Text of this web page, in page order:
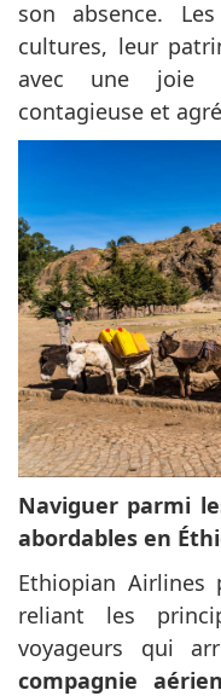
son absence.
cultures, leur
avec une joie
contagieuse et
Naviguer parmi
abordables en
Ethiopian Airlines
reliant les
voyageurs qui
compagnie